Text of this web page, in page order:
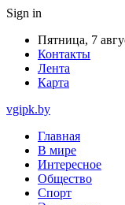
Sign in
Пятница, 7
Контакты
Лента
Карта
vgipk.by
Главная
В мире
Интересное
Общество
Спорт